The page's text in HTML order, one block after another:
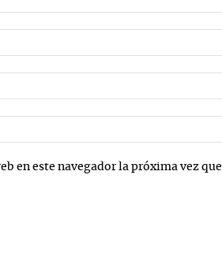
en este navegador la próxima vez que